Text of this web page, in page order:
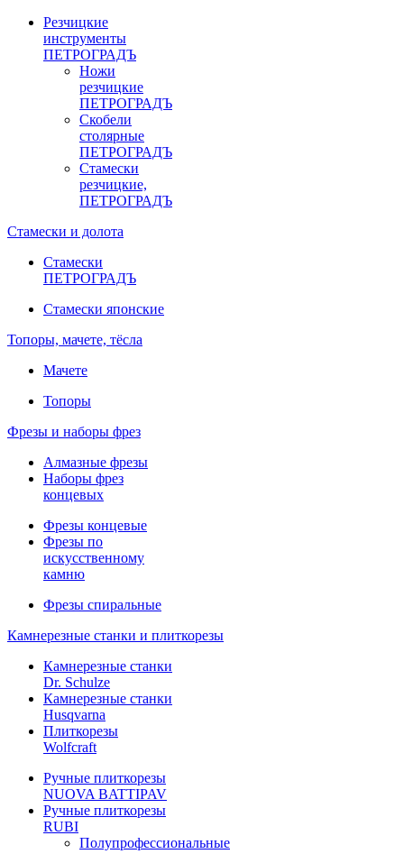
Резчицкие
инструменты
ПЕТРОГРАДЪ
Ножи
резчицкие
ПЕТРОГРАДЪ
Скобели
столярные
ПЕТРОГРАДЪ
Стамески
резчицкие,
ПЕТРОГРАДЪ
Стамески и долота
Стамески
ПЕТРОГРАДЪ
Стамески японские
Топоры, мачете, тёсла
Мачете
Топоры
Фрезы и наборы фрез
Алмазные фрезы
Наборы фрез
концевых
Фрезы концевые
Фрезы по
искусственному
камню
Фрезы спиральные
Камнерезные станки и плиткорезы
Камнерезные станки
Dr. Schulze
Камнерезные станки
Husqvarna
Плиткорезы
Wolfcraft
Ручные плиткорезы
NUOVA BATTIPAV
Ручные плиткорезы
RUBI
Полупрофессиональные